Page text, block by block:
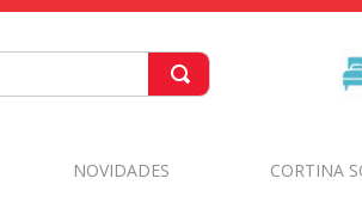
NOVIDADES CORTINA